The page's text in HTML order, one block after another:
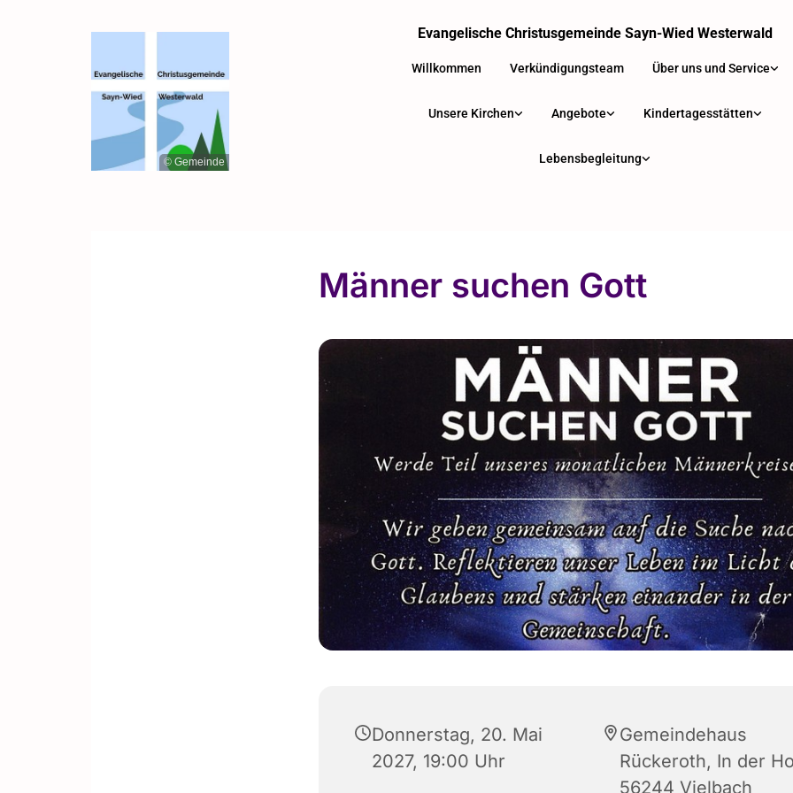
© Gemeinde
Evangelische Christusgemeinde Sayn-Wied Westerwald
Willkommen Verkündigungsteam Über uns und Service
Unsere Kirchen Angebote Kindertagesstätten
Lebensbegleitung
Männer suchen Gott
Donnerstag, 20. Mai
2027, 19:00 Uhr
Gemeindehaus
Rückeroth, In der
56244 Vielbach